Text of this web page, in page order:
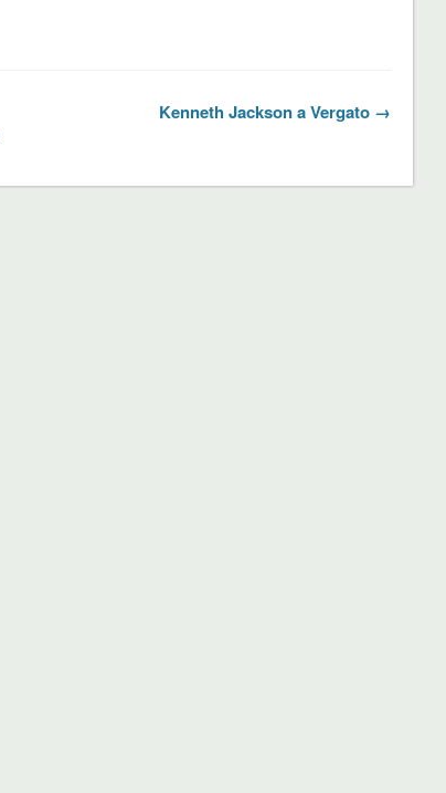
Kenneth Jackson a Vergato →